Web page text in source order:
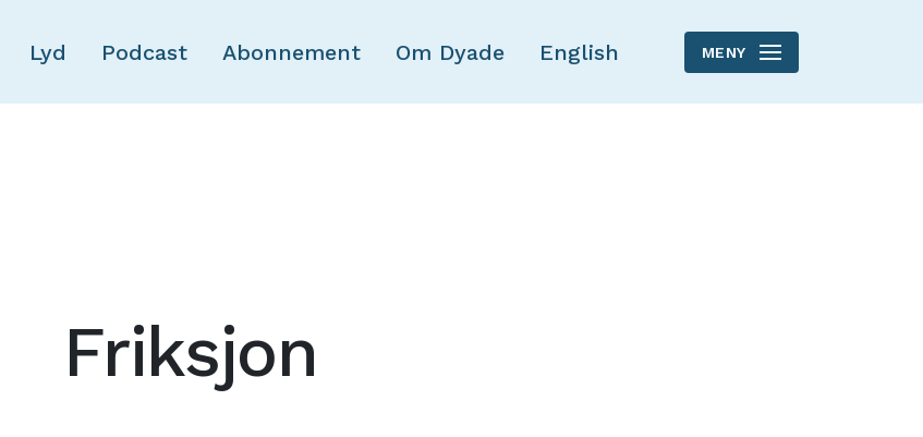
Skip to main content
Lyd Podcast Abonnement Om Dyade English MENY
Friksjon